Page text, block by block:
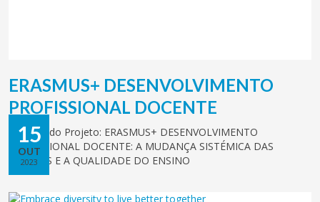
15
OUT
2023
ERASMUS+ DESENVOLVIMENTO
PROFISSIONAL DOCENTE
Balanço do Projeto: ERASMUS+ DESENVOLVIMENTO
PROFISSIONAL DOCENTE: A MUDANÇA SISTÉMICA DAS
ESCOLAS E A QUALIDADE DO ENSINO